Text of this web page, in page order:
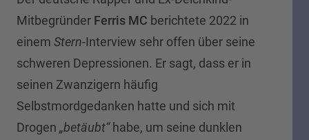
Mitbegründer Ferris MC berichtete 2022 in
einem Stern-Interview sehr offen über seine
schweren Depressionen. Er sagt, dass er in
seinen Zwanzigern häufig
Selbstmordgedanken hatte und sich mit
Drogen „betäubt“habe, um seine dunklen